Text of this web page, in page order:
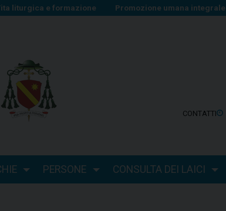
liturgica e formazione Promozione umana integrale
CONTATTI
PERSONE CONSULTA DEI LAICI